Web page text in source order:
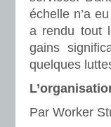
échelle n’a
a rendu tout
gains
quelques
Par Worker